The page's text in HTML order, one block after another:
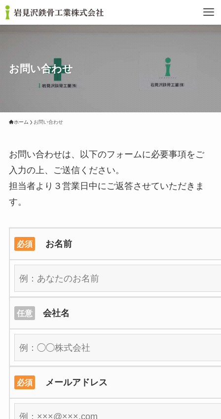
お問い合わせ
ホーム お問い合わせ
お問い合わせは、以下のフォームに必要事項をご
入力の上、ご送信ください。
担当者より３営業日中にご返答させていただきま
す。
必須 お名前
任意 会社名
必須 メールアドレス